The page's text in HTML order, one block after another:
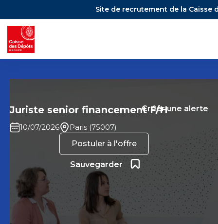
Site de recrutement de la Caisse
Créer une alerte
Juriste senior financement F/H
10/07/2026
Paris (75007)
Postuler à l'offre
Sauvegarder Ajouter aux favoris